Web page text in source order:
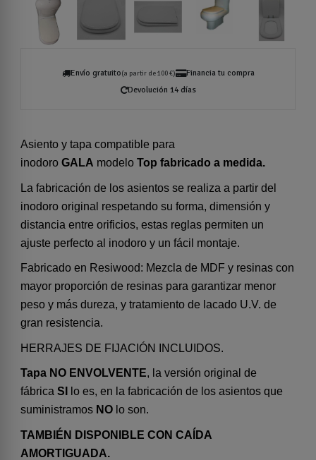
Envío gratuito(a partir de 100 €)
Financia tu compra
Devolución 14 días
Asiento y tapa compatible para
inodoro GALA modelo Top fabricado a medida.
La fabricación de los asientos se realiza a partir del
inodoro original respetando su forma, dimensión y
distancia entre orificios, estas reglas permiten un
ajuste perfecto al inodoro y un fácil montaje.
Fabricado en Resiwood: Mezcla de MDF y resinas con
mayor proporción de resinas para garantizar menor
peso y más dureza, y tratamiento de lacado U.V. de
gran resistencia.
HERRAJES DE FIJACIÓN INCLUIDOS.
Tapa NO ENVOLVENTE, la versión original de
fábrica SI
lo es, en la fabricación de los asientos que
suministramos NO lo son.
TAMBIÉN DISPONIBLE CON CAÍDA
AMORTIGUADA.